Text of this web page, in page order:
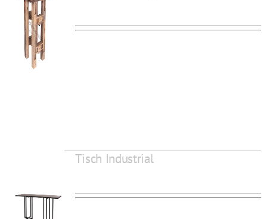
Tisch Industrial